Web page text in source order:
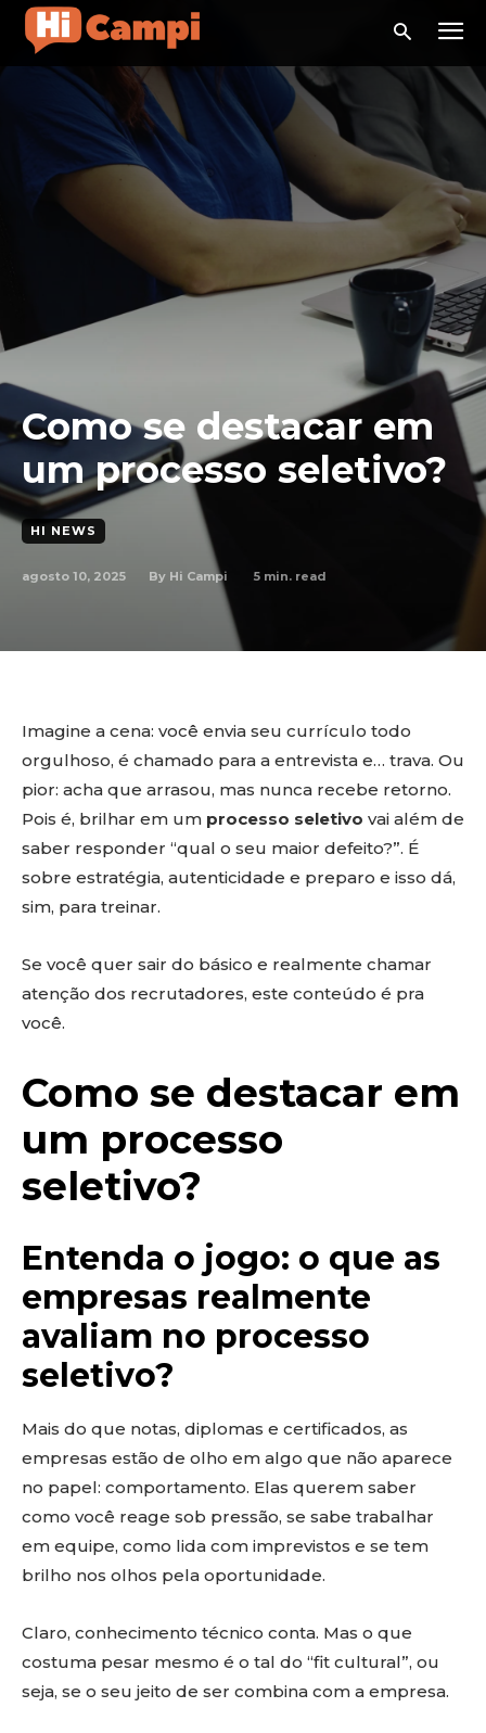
Como se destacar em
um processo seletivo?
HI NEWS
agosto 10, 2025 By Hi Campi 5 min. read
Imagine a cena: você envia seu currículo todo
orgulhoso, é chamado para a entrevista e… trava. Ou
pior: acha que arrasou, mas nunca recebe retorno.
Pois é, brilhar em um processo seletivo vai além de
saber responder “qual o seu maior defeito?”. É
sobre estratégia, autenticidade e preparo e isso dá,
sim, para treinar.
Se você quer sair do básico e realmente chamar
atenção dos recrutadores, este conteúdo é pra
você.
Como se destacar em
um processo
seletivo?
Entenda o jogo: o que as
empresas realmente
avaliam no processo
seletivo?
Mais do que notas, diplomas e certificados, as
empresas estão de olho em algo que não aparece
no papel: comportamento. Elas querem saber
como você reage sob pressão, se sabe trabalhar
em equipe, como lida com imprevistos e se tem
brilho nos olhos pela oportunidade.
Claro, conhecimento técnico conta. Mas o que
costuma pesar mesmo é o tal do “fit cultural”, ou
seja, se o seu jeito de ser combina com a empresa.